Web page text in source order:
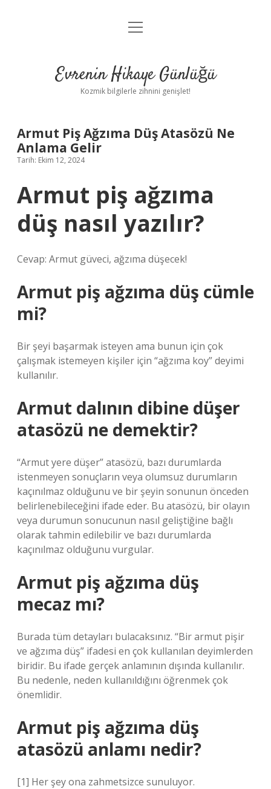
Anasayfa
Yasal Uyarı
menüyü
Evrenin Hikaye Günlüğü
Kozmik bilgilerle zihnini genişlet!
Armut Piş Ağzıma Düş Atasözü Ne
Anlama Gelir
Tarih: Ekim 12, 2024
Armut piş ağzıma
düş nasıl yazılır?
Cevap: Armut güveci, ağzıma düşecek!
Armut piş ağzıma düş cümle
mi?
Bir şeyi başarmak isteyen ama bunun için çok
çalışmak istemeyen kişiler için “ağzıma koy” deyimi
kullanılır.
Armut dalının dibine düşer
atasözü ne demektir?
“Armut yere düşer” atasözü, bazı durumlarda
istenmeyen sonuçların veya olumsuz durumların
kaçınılmaz olduğunu ve bir şeyin sonunun önceden
belirlenebileceğini ifade eder. Bu atasözü, bir olayın
veya durumun sonucunun nasıl geliştiğine bağlı
olarak tahmin edilebilir ve bazı durumlarda
kaçınılmaz olduğunu vurgular.
Armut piş ağzıma düş
mecaz mı?
Burada tüm detayları bulacaksınız. “Bir armut pişir
ve ağzıma düş” ifadesi en çok kullanılan deyimlerden
biridir. Bu ifade gerçek anlamının dışında kullanılır.
Bu nedenle, neden kullanıldığını öğrenmek çok
önemlidir.
Armut piş ağzıma düş
atasözü anlamı nedir?
[1] Her şey ona zahmetsizce sunuluyor.